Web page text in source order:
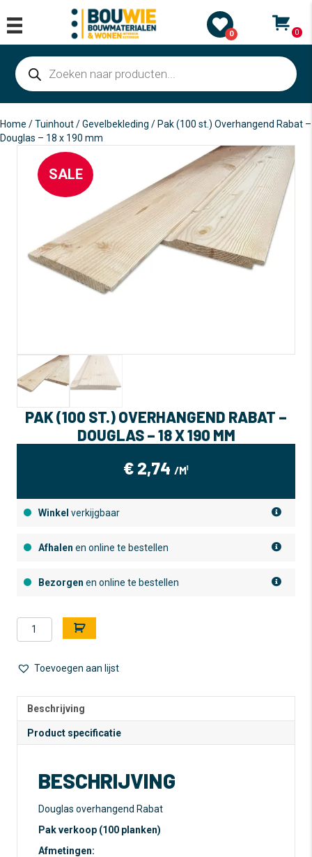
0 0
Producten
zoeken
Home /Tuinhout/Gevelbekleding / Pak (100 st.) Overhangend Rabat –
Douglas – 18 x 190 mm
SALE
PAK (100 ST.) OVERHANGEND RABAT –
DOUGLAS – 18 X 190 MM
€ 2,74 /M¹
Winkel verkijgbaar
Afhalen en online te bestellen
Bezorgen en online te bestellen
Pak
(100
Overhangend
Douglas
-
aantal
l
e
n
t
i
:
Toevoegen aan lijst
Beschrijving
Product specificatie
BESCHRIJVING
Douglas overhangend Rabat
Pak verkoop (100 planken)
Afmetingen: